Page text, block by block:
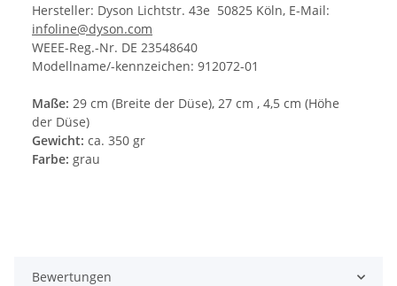
Hersteller: Dyson Lichtstr. 43e 50825 Köln, E-Mail:
infoline@dyson.com
WEEE-Reg.-Nr. DE 23548640
Modellname/-kennzeichen: 912072-01
Maße: 29 cm (Breite der Düse), 27 cm , 4,5 cm (Höhe
der Düse)
Gewicht: ca. 350 gr
Farbe: grau
Bewertungen